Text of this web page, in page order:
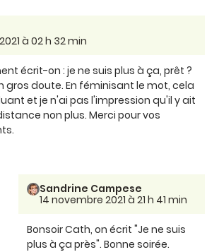
à 02 h 32 min
écrit-on : je ne suis plus à ça, prêt ?
gros doute. En féminisant le mot, cela
et je n'ai pas l'impression qu'il y ait
non plus. Merci pour vos
Sandrine Campese
14 novembre 2021 à 21 h 41 min
Bonsoir Cath, on écrit "Je ne suis
plus à ça près". Bonne soirée.